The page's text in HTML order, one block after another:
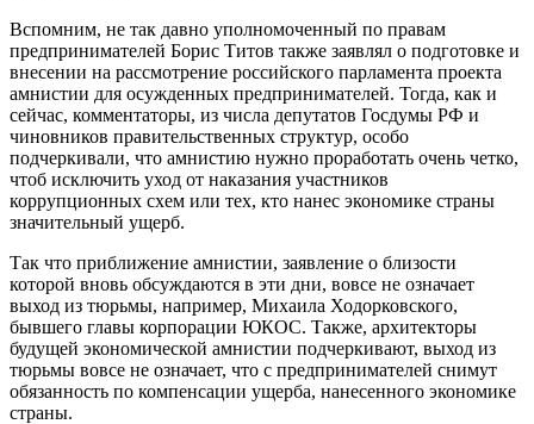
Вспомним, не так давно уполномоченный по правам
предпринимателей Борис Титов также заявлял о подготовке и
внесении на рассмотрение российского парламента проекта
амнистии для осужденных предпринимателей. Тогда, как и
сейчас, комментаторы, из числа депутатов Госдумы РФ и
чиновников правительственных структур, особо
подчеркивали, что амнистию нужно проработать очень четко,
чтоб исключить уход от наказания участников
коррупционных схем или тех, кто нанес экономике страны
значительный ущерб.
Так что приближение амнистии, заявление о близости
которой вновь обсуждаются в эти дни, вовсе не означает
выход из тюрьмы, например, Михаила Ходорковского,
бывшего главы корпорации ЮКОС. Также, архитекторы
будущей экономической амнистии подчеркивают, выход из
тюрьмы вовсе не означает, что с предпринимателей снимут
обязанность по компенсации ущерба, нанесенного экономике
страны.